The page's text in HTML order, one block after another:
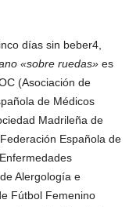
días sin beber4,
«sobre ruedas» es
(Asociación de
de Médicos
Madrileña de
Española de
Alergología e
Fútbol Femenino